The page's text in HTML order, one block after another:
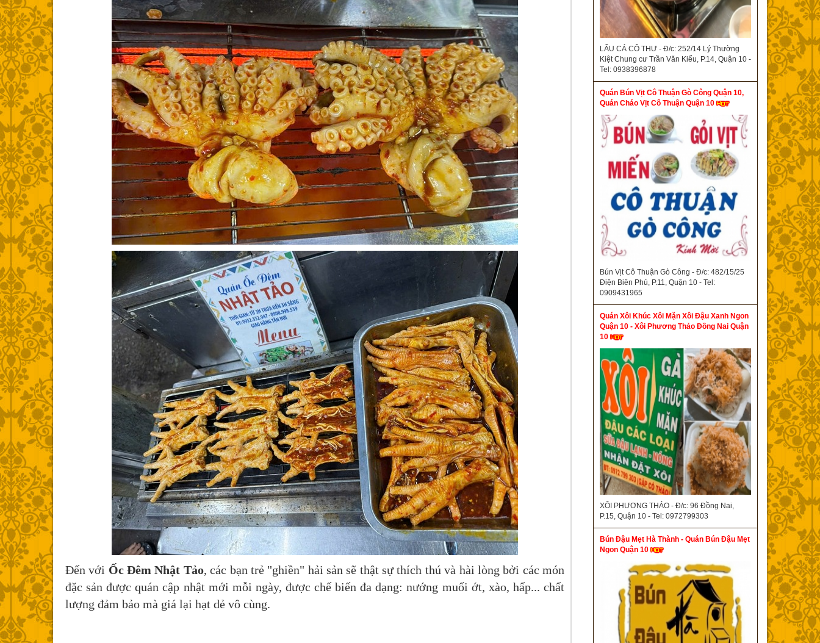
Đến với Ốc Đêm Nhật Tảo, các bạn trẻ "ghiền" hải sản sẽ thật sự thích thú và hài lòng bởi các món
đặc sản được quán cập nhật mới mỗi ngày, được chế biến đa dạng: nướng muối ớt, xào, hấp... chất
lượng đảm bảo mà giá lại hạt dẻ vô cùng.
LẨU CÁ CÔ THƯ - Đ/c: 252/14 Lý Thường
Kiệt Chung cư Trần Văn Kiểu, P.14, Quận 10 -
Tel: 0938396878
Quán Bún Vịt Cô Thuận Gò Công Quận 10,
Quán Cháo Vịt Cô Thuận Quận 10
Bún Vịt Cô Thuận Gò Công - Đ/c: 482/15/25
Điện Biên Phủ, P.11, Quận 10 - Tel:
0909431965
Quán Xôi Khúc Xôi Mặn Xôi Đậu Xanh Ngon
Quận 10 - Xôi Phương Thảo Đồng Nai Quận
10
XÔI PHƯƠNG THẢO - Đ/c: 96 Đồng Nai,
P.15, Quận 10 - Tel: 0972799303
Bún Đậu Mẹt Hà Thành - Quán Bún Đậu Mẹt
Ngon Quận 10